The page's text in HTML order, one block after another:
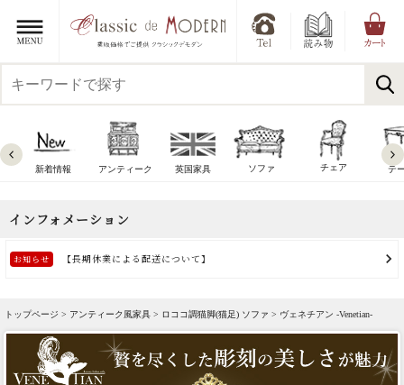
新着情報 アンティーク 英国家具 ソファ チェア テ
トップページ > アンティーク風家具 > ロココ調猫脚(猫足) ソファ > ヴェネチアン -Venetian-